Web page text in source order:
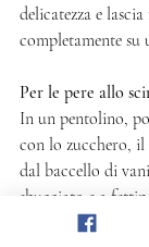
delicatezza e
completamente
Per le pere allo
In un pentolino,
con lo zucchero,
dal baccello di
sbucciato e a